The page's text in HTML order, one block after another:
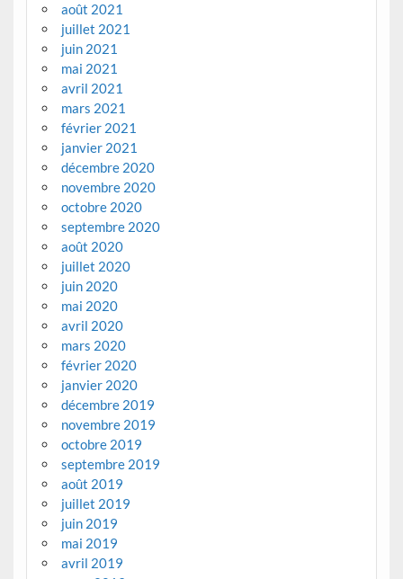
août 2021
juillet 2021
juin 2021
mai 2021
avril 2021
mars 2021
février 2021
janvier 2021
décembre 2020
novembre 2020
octobre 2020
septembre 2020
août 2020
juillet 2020
juin 2020
mai 2020
avril 2020
mars 2020
février 2020
janvier 2020
décembre 2019
novembre 2019
octobre 2019
septembre 2019
août 2019
juillet 2019
juin 2019
mai 2019
avril 2019